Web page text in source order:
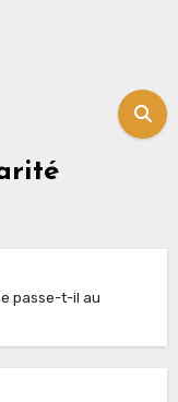
passe-t-il au